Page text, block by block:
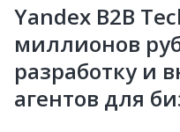
Yandex B2B
миллионов
разработку и
агентов для